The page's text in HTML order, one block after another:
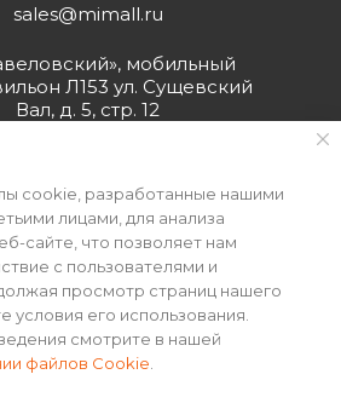
sales@mimall.ru
мобильный
Л153 ул. Сущевский
Вал, д. 5, стр. 12
MiMall® • Не является публичной
cookie, разработанные нашими
лицами, для анализа
сайте, что позволяет нам
с пользователями и
просмотр страниц нашего
условия его использования.
смотрите в нашей
файлов Cookie